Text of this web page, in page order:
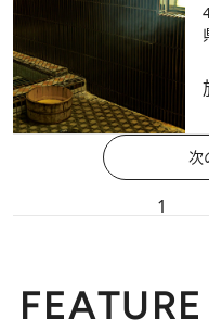
次
1
FEATURE